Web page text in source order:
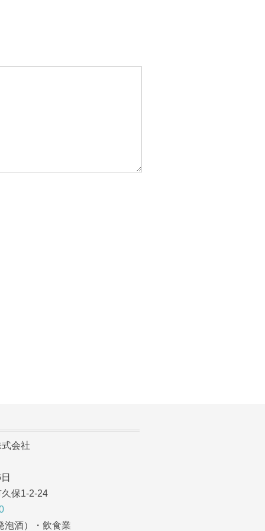
会社
1-2-24
酒）・飲食業